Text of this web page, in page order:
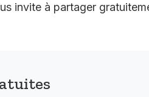
invite à partager